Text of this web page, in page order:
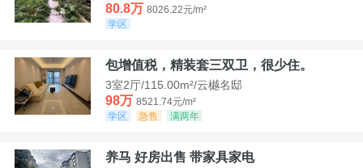
80.8万 8026.22元/m²
学区
包增值税，精装套三双卫，很少住。
3室2厅/115.00m²/云樾名邸
98万 8521.74元/m²
学区
急售 满两年
养马 好房出售 带家具家电